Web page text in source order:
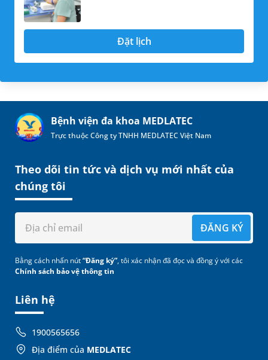
Đặt lịch
Bệnh viện đa khoa MEDLATEC
Trực thuộc Công ty TNHH MEDLATEC Việt Nam
Liên hệ
1900565656
Địa điểm của MEDLATEC
Theo dõi tin tức và dịch vụ mới nhất của
chúng tôi
ĐĂNG KÝ
Bằng cách nhấn nút“Đăng ký”, tôi xác nhận đã đọc và đồng ý với các
Chính sách bảo vệ thông tin